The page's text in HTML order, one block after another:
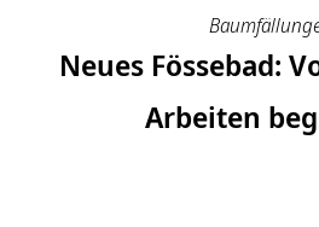
Neues Fössebad:
Arbeiten